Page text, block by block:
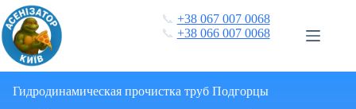
Перейти
к
сути
📞 +38 067 007 0068
📞 +38 066 007 0068
Гидродинамическая прочистка труб Подгорцы